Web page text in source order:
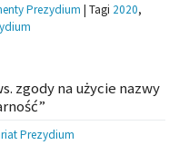
Prezydium | Tagi 2020,
zgody na użycie nazwy
Prezydium